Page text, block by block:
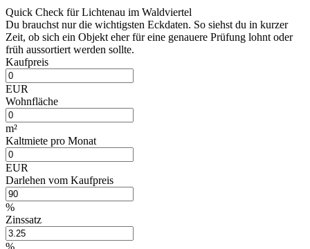
Quick Check für Lichtenau im Waldviertel
Du brauchst nur die wichtigsten Eckdaten. So siehst du in kurzer
Zeit, ob sich ein Objekt eher für eine genauere Prüfung lohnt oder
früh aussortiert werden sollte.
Kaufpreis
EUR
Wohnfläche
m²
Kaltmiete pro Monat
EUR
Darlehen vom Kaufpreis
%
Zinssatz
%